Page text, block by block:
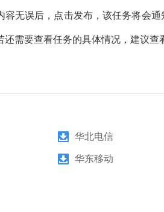
误后，点击发布，该任务将会通
还需要查看任务的具体情况，建议查
华北电信
华东移动